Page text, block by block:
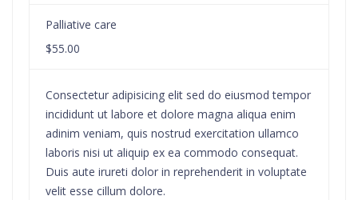
Palliative care
$55.00
Consectetur adipisicing elit sed do eiusmod tempor
incididunt ut labore et dolore magna aliqua enim
adinim veniam, quis nostrud exercitation ullamco
laboris nisi ut aliquip ex ea commodo consequat.
Duis aute irureti dolor in reprehenderit in voluptate
velit esse cillum dolore.